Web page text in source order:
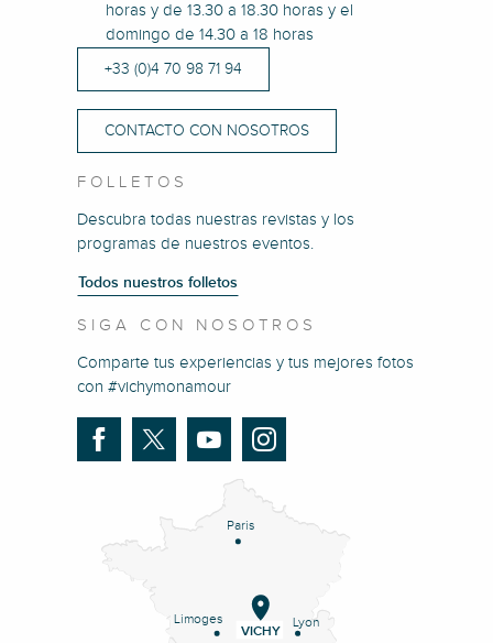
horas y de 13.30 a 18.30 horas y el
domingo de 14.30 a 18 horas
+33 (0)4 70 98 71 94
CONTACTO CON NOSOTROS
FOLLETOS
Descubra todas nuestras revistas y los
programas de nuestros eventos.
Todos nuestros folletos
SIGA CON NOSOTROS
Comparte tus experiencias y tus mejores fotos
con #vichymonamour
Paris
Lyon
Limoges
VICHY